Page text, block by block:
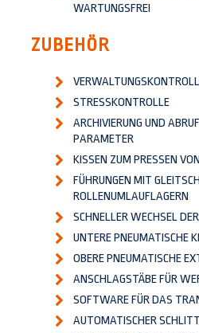
WARTUNGSFREI
ZUBEHÖR
STRESSKONTROLLE
ARCHIVIERUNG UND
PARAMETER
KISSEN ZUM PRESSEN
FÜHRUNGEN MIT
ROLLENUMLAUFLAGERN
SCHNELLER WECHSEL
UNTERE PNEUMATISCHE
OBERE PNEUMATISCHE
ANSCHLAGSTÄBE FÜR
SOFTWARE FÜR DAS
AUTOMATISCHER